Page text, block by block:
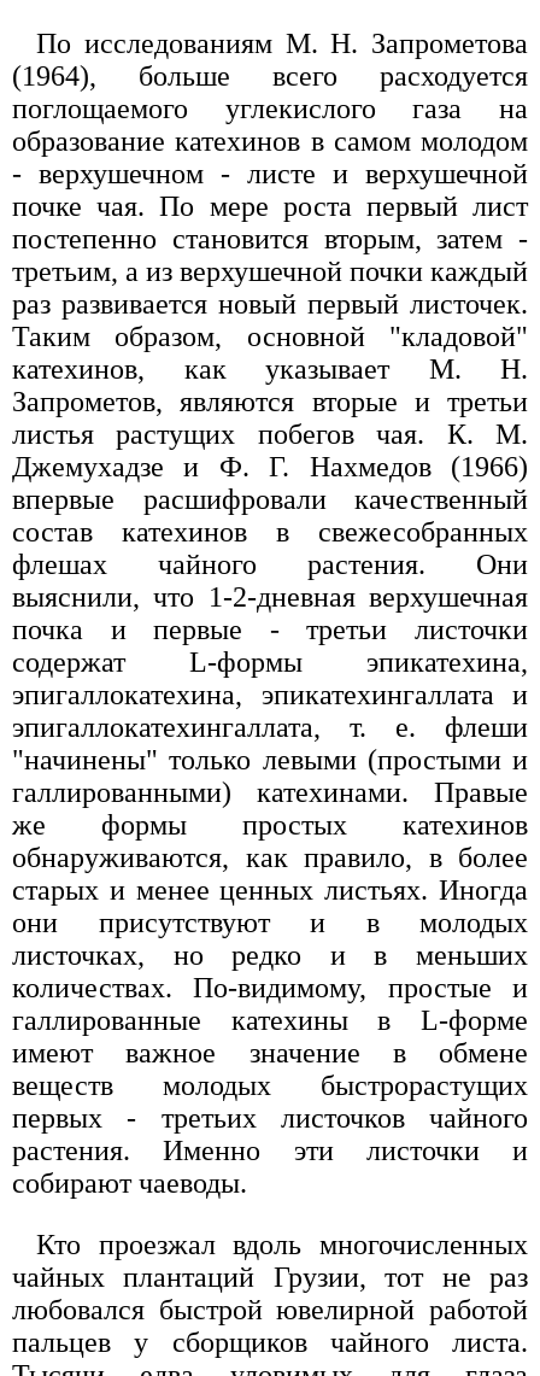
По исследованиям М. Н. Запрометова
(1964), больше всего расходуется
поглощаемого углекислого газа на
образование катехинов в самом молодом
- верхушечном - листе и верхушечной
почке чая. По мере роста первый лист
постепенно становится вторым, затем -
третьим, а из верхушечной почки каждый
раз развивается новый первый листочек.
Таким образом, основной "кладовой"
катехинов, как указывает М. Н.
Запрометов, являются вторые и третьи
листья растущих побегов чая. К. М.
Джемухадзе и Ф. Г. Нахмедов (1966)
впервые расшифровали качественный
состав катехинов в свежесобранных
флешах чайного растения. Они
выяснили, что 1-2-дневная верхушечная
почка и первые - третьи листочки
содержат L-формы эпикатехина,
эпигаллокатехина, эпикатехингаллата и
эпигаллокатехингаллата, т. е. флеши
"начинены" только левыми (простыми и
галлированными) катехинами. Правые
же формы простых катехинов
обнаруживаются, как правило, в более
старых и менее ценных листьях. Иногда
они присутствуют и в молодых
листочках, но редко и в меньших
количествах. По-видимому, простые и
галлированные катехины в L-форме
имеют важное значение в обмене
веществ молодых быстрорастущих
первых - третьих листочков чайного
растения. Именно эти листочки и
собирают чаеводы.
Кто проезжал вдоль многочисленных
чайных плантаций Грузии, тот не раз
любовался быстрой ювелирной работой
пальцев у сборщиков чайного листа.